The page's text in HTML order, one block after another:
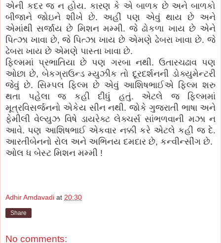
એની કદર જ ન હોય. કારણ કે એ બાળક છે અને બાળકો
બીજાને જોઇને શીખે છે. અહીં પણ એવું થાય છે અને
એમાંથી સર્જાય છે મિશન મમ્મી. જે ઢોકળા ખાય છે એને
પિત્ઝા ખાવા છે, જે પિત્ઝા ખાય છે એમણે ઢેબરા ખાવા છે. જે
ઢેબરા ખાય છે એમણે પાસ્તા ખાવા છે.
ફિલ્મમાં પ્રભાતિયા છે પણ ગરબા નથી. ઉતારચઢાવ પણ
ઓછા છે, બેકગ્રાઉન્ડ મ્યુઝીક તો દૂરદર્શનની ડોક્યુમેન્ટરી
જેવું છે. સિમ્પલ ફિલ્મ છે એવું આશિષભાઈએ ફિલ્મ શરુ
થતા પહેલા જ કહી દીધું હતું. એટલે જ ફિલ્મમાં
મૂત્રવિસર્જનનો એકેય સીન નથી. જોકે ગુજરાતી ભાષા અને
ફેમીલી વેલ્યુઝ વિષે ડાયરેક્ટ લેક્ચર્સ સાંભળવાની મઝા ન
આવે. પણ આશિષભાઈ એકવાર નક્કી કરે એટલે કહી જ દે.
આરતીબેનનો રોલ અને અભિનય દમદાર છે, કન્વીન્સીંગ છે.
ઓલ ધ બેસ્ટ મિશન મમ્મી !
Adhir Amdavadi at 20:30
Share
No comments: